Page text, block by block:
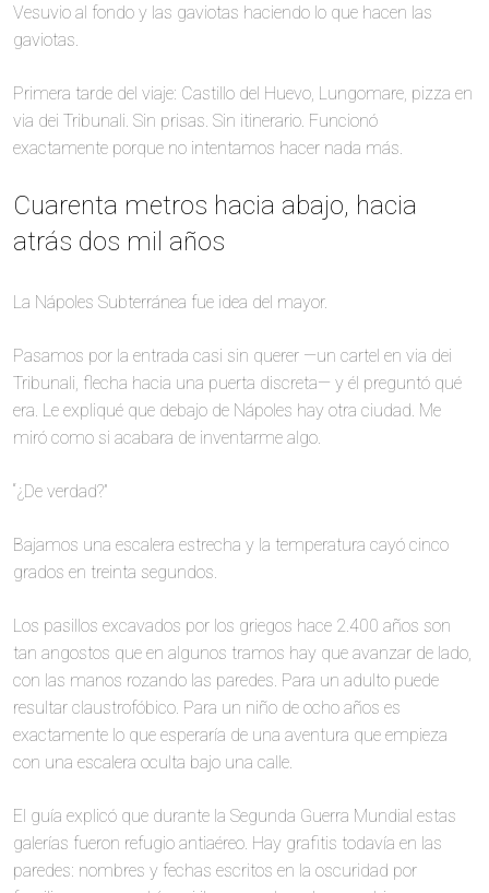
Vesuvio al fondo y las gaviotas haciendo lo que hacen las
gaviotas.
Primera tarde del viaje: Castillo del Huevo, Lungomare, pizza en
via dei Tribunali. Sin prisas. Sin itinerario. Funcionó
exactamente porque no intentamos hacer nada más.
Cuarenta metros hacia abajo, hacia
atrás dos mil años
La Nápoles Subterránea fue idea del mayor.
Pasamos por la entrada casi sin querer —un cartel en via dei
Tribunali, flecha hacia una puerta discreta— y él preguntó qué
era. Le expliqué que debajo de Nápoles hay otra ciudad. Me
miró como si acabara de inventarme algo.
“¿De verdad?”
Bajamos una escalera estrecha y la temperatura cayó cinco
grados en treinta segundos.
Los pasillos excavados por los griegos hace 2.400 años son
tan angostos que en algunos tramos hay que avanzar de lado,
con las manos rozando las paredes. Para un adulto puede
resultar claustrofóbico. Para un niño de ocho años es
exactamente lo que esperaría de una aventura que empieza
con una escalera oculta bajo una calle.
El guía explicó que durante la Segunda Guerra Mundial estas
galerías fueron refugio antiaéreo. Hay grafitis todavía en las
paredes: nombres y fechas escritos en la oscuridad por